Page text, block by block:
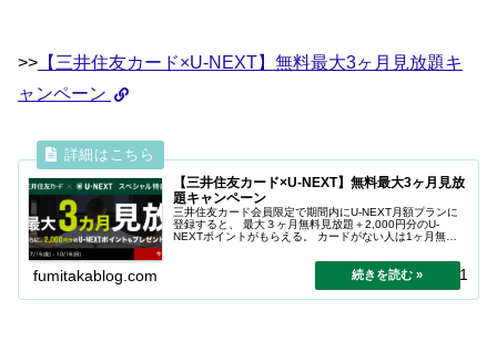
>> 【三井住友カード×U-NEXT】無料最大3ヶ月見放題キ
ャンペーン
【三井住友カード×U-NEXT】無料最大3ヶ月見放
題キャンペーン
三井住友カード会員限定で期間内にU-NEXT月額プランに
登録すると、 最大３ヶ月無料見放題＋2,000円分のU-
NEXTポイントがもらえる。 カードがない人は1ヶ月無料
fumitakablog.com 2024.12.31